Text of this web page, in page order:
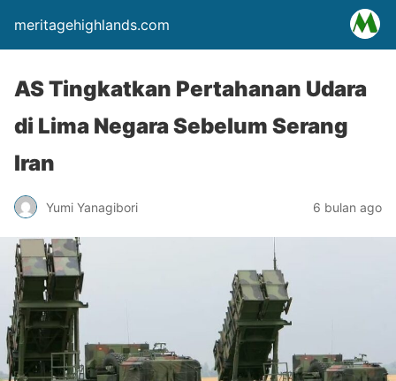
meritagehighlands.com
AS Tingkatkan Pertahanan Udara
di Lima Negara Sebelum Serang
Iran
Yumi Yanagibori 6 bulan ago